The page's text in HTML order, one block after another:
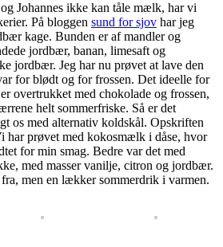
Johannes ikke kan tåle mælk, har vi
På bloggen sund for sjov har jeg
kage. Bunden er af mandler og
jordbær, banan, limesaft og
jordbær. Jeg har nu prøvet at lave den
for blødt og for frossen. Det ideelle for
overtrukket med chokolade og frossen,
helt sommerfriske. Så er det
os med alternativ koldskål. Opskriften
har prøvet med kokosmælk i dåse, hvor
for min smag. Bedre var det med
med masser vanilje, citron og jordbær.
men en lækker sommerdrik i varmen.